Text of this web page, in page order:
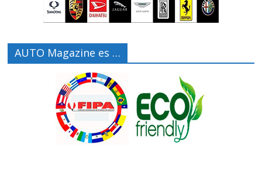
AUTO Magazine es …